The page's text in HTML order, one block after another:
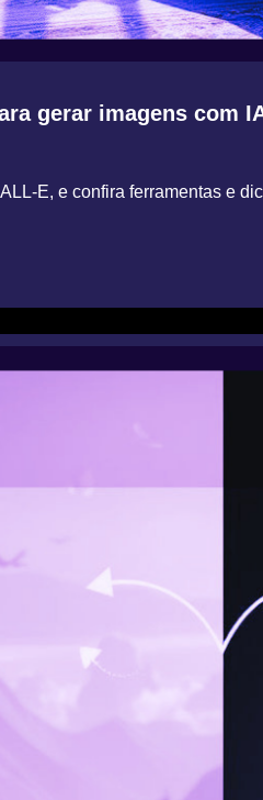
gerar imagens com
E, e confira ferramentas e